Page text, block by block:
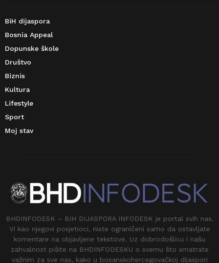
BiH dijaspora
Bosnia Appeal
Dopunske škole
Društvo
Biznis
Kultura
Lifestyle
Sport
Moj stav
BHDINFODESK – BIH DIJASPORA INFODESK je portal svih nas.
Vi kao njegovi posjetioci, niste ograničeni samo da ostavljate
komentare na objavljene tekstove. Uz dobrodošlicu i našu
zahvalnost pišite na BHDINFODESKU o svemu što smatrate
važnim za sve nas, kako u bosanskohercegovačkoj dijaspori